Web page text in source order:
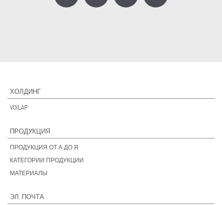
ХОЛДИНГ
VOILÀP
ПРОДУКЦИЯ
ПРОДУКЦИЯ ОТ А ДО Я
КАТЕГОРИИ ПРОДУКЦИИ
МАТЕРИАЛЫ
ЭЛ. ПОЧТА